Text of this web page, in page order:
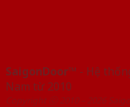
SaigonDoor™ - Hệ
Nam từ 2010
Copyright ⓒ 2010 – 2026